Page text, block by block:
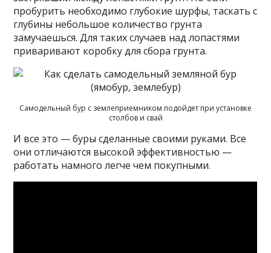
пробурить необходимо глубокие шурфы, таскать с
глубины небольшое количество грунта
замучаешься. Для таких случаев над лопастями
приваривают коробку для сбора грунта.
Самодельный бур с землеприемником подойдет при установке
столбов и свай
И все это — буры сделанные своими руками. Все
они отличаются высокой эффективностью —
работать намного легче чем покупными.